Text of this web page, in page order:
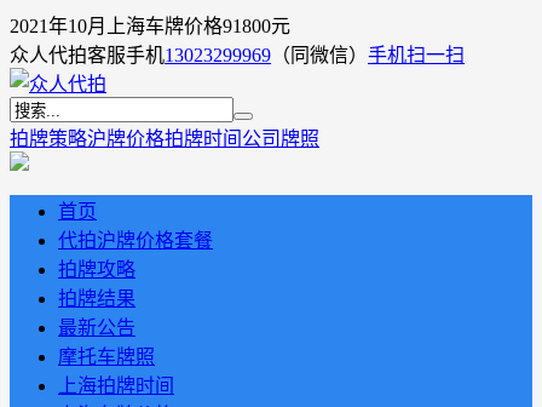
2021年10月上海车牌价格91800元
众人代拍客服手机13023299969 （同微信） 手机扫一扫
拍牌策略沪牌价格拍牌时间 公司牌照
首页
代拍沪牌价格套餐
拍牌攻略
拍牌结果
最新公告
摩托车牌照
上海拍牌时间